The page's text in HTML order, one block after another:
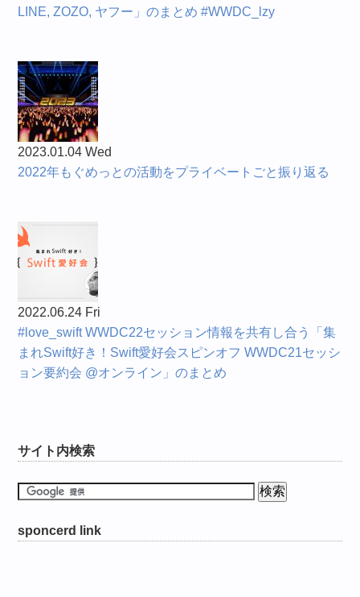
LINE, ZOZO, ヤフー」のまとめ #WWDC_lzy
2023.01.04 Wed
2022年もぐめっとの活動をプライベートごと振り返る
2022.06.24 Fri
#love_swift WWDC22セッション情報を共有し合う「集
まれSwift好き！Swift愛好会スピンオフ WWDC21セッシ
ョン要約会 @オンライン」のまとめ
サイト内検索
sponcerd link